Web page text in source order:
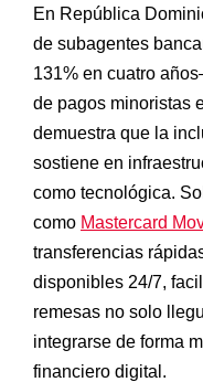
En República
de subagentes
131% en cuatro
de pagos minoristas
demuestra que la
sostiene en
como tecnológica.
como Mastercard
transferencias
disponibles 24/7,
remesas no solo
integrarse de forma
financiero digital.